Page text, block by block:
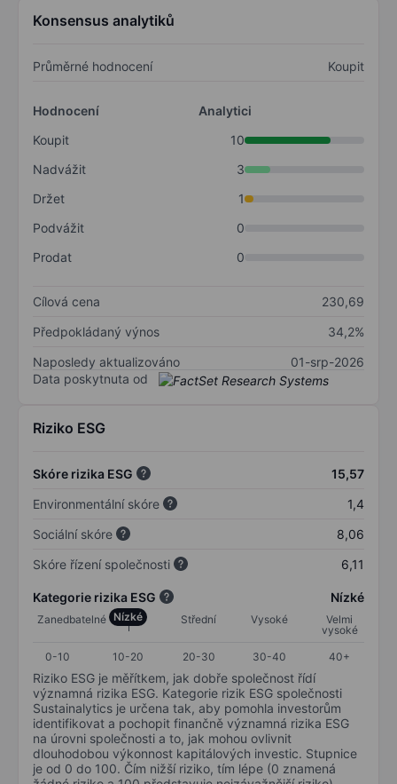
Konsensus analytiků
Průměrné hodnocení Koupit
Hodnocení
Analytici
Koupit
10
Nadvážit
3
Držet
1
Podvážit
0
Prodat
0
Cílová cena
230,69
Předpokládaný výnos
34,2%
Naposledy aktualizováno
01-srp-2026
Data poskytnuta od
Riziko ESG
Skóre rizika ESG
15,57
Environmentální skóre
1,4
Sociální skóre
8,06
Skóre řízení společnosti
6,11
Kategorie rizika ESG Nízké
Zanedbatelné Nízké Střední Vysoké
Velmi
vysoké
0-10
10-20 20-30 30-40 40+
Riziko ESG je měřítkem, jak dobře společnost řídí
významná rizika ESG. Kategorie rizik ESG společnosti
Sustainalytics je určena tak, aby pomohla investorům
identifikovat a pochopit finančně významná rizika ESG
na úrovni společnosti a to, jak mohou ovlivnit
dlouhodobou výkonnost kapitálových investic. Stupnice
je od 0 do 100. Čím nižší riziko, tím lépe (0 znamená